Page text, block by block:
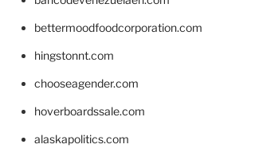
bettermoodfoodcorporation.com
hingstonnt.com
chooseagender.com
hoverboardssale.com
alaskapolitics.com